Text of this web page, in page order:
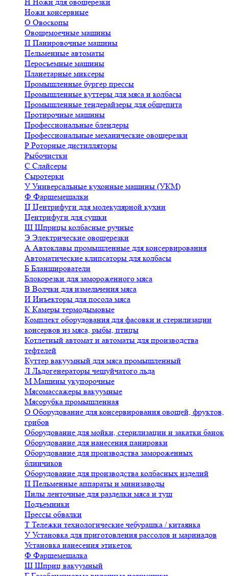
Ножи консервные
О Овоскопы
Овощемоечные машины
П Панировочные машины
Пельменные автоматы
Перосъемные машины
Планетарные миксеры
Промышленные бургер прессы
Промышленные куттеры для мяса и колбасы
Промышленные тендерайзеры для общепита
Протирочные машины
Профессиональные блендеры
Профессиональные механические овощерезки
Р Роторные дистилляторы
Рыбочистки
С Слайсеры
Сыротерки
У Универсальные кухонные машины (УКМ)
Ф Фаршемешалки
Ц Центрифуги для молекулярной кухни
Центрифуги для сушки
Ш Шприцы колбасные ручные
Э Электрические овощерезки
А Автоклавы промышленные для консервирования
Автоматические клипсаторы для колбасы
Б Бланширователи
Блокорезки для замороженного мяса
В Волчки для измельчения мяса
И Инъекторы для посола мяса
К Камеры термодымовые
Комплект оборудования для фасовки и стерилизации
консервов из мяса, рыбы, птицы
Котлетный автомат и автоматы для производства
тефтелей
Куттер вакуумный для мяса промышленный
Л Льдогенераторы чешуйчатого льда
М Машины укупорочные
Мясомассажеры вакуумные
Мясорубка промышленная
О Оборудование для консервирования овощей, фруктов,
грибов
Оборудование для мойки, стерилизации и закатки банок
Оборудование для нанесения панировки
Оборудование для производства замороженных
блинчиков
Оборудование для производства колбасных изделий
П Пельменные аппараты и минизаводы
Пилы ленточные для разделки мяса и туш
Подъемники
Прессы обвалки
Т Тележки технологические чебурашка / китаянка
У Установка для приготовления рассолов и маринадов
Установка нанесения этикеток
Ф Фаршемешалка
Ш Шприц вакуумный